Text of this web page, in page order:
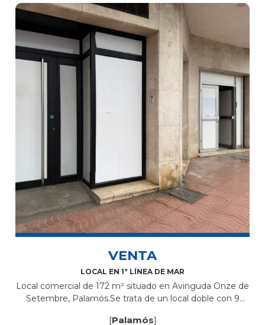
VENTA
LOCAL EN 1ª LÍNEA DE MAR
Local comercial de 172 m² situado en Avinguda Onze de
Setembre, Palamós.Se trata de un local doble con 9
[Palamós]